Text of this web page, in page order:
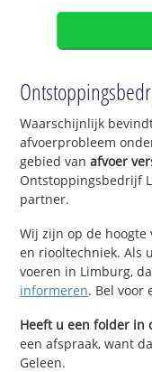
Waarschijnlijk
afvoerprobleem
gebied vanafvoer
Ontstoppingsbedrijf
partner.
Wij zijn op de
en riooltechniek. Als
voeren in Limburg,
informeren. Bel voor
Heeft u een folder in
een afspraak, want
Geleen.